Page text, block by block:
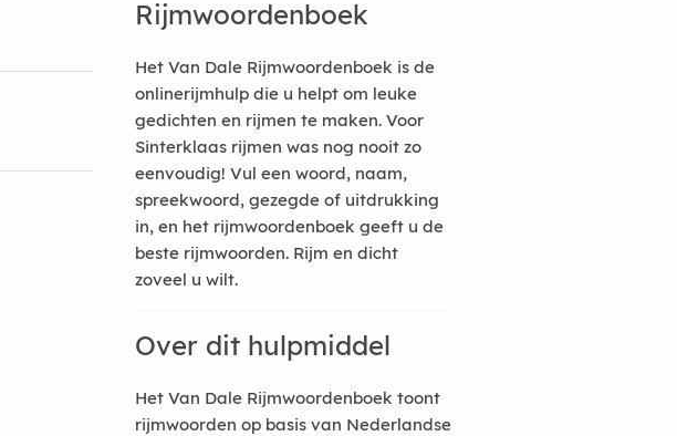
Rijmwoordenboek
Het Van Dale Rijmwoordenboek is de
onlinerijmhulp die u helpt om leuke
gedichten en rijmen te maken. Voor
Sinterklaas rijmen was nog nooit zo
eenvoudig! Vul een woord, naam,
spreekwoord, gezegde of uitdrukking
in, en het rijmwoordenboek geeft u de
beste rijmwoorden. Rijm en dicht
zoveel u wilt.
Over dit hulpmiddel
Het Van Dale Rijmwoordenboek toont
rijmwoorden op basis van Nederlandse